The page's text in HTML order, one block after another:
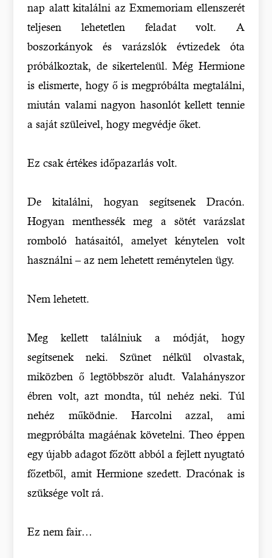
nap alatt kitalálni az Exmemoriam ellenszerét
teljesen lehetetlen feladat volt. A
boszorkányok és varázslók évtizedek óta
próbálkoztak, de sikertelenül. Még Hermione
is elismerte, hogy ő is megpróbálta megtalálni,
miután valami nagyon hasonlót kellett tennie
a saját szüleivel, hogy megvédje őket.
Ez csak értékes időpazarlás volt.
De kitalálni, hogyan segítsenek Dracón.
Hogyan menthessék meg a sötét varázslat
romboló hatásaitól, amelyet kénytelen volt
használni – az nem lehetett reménytelen ügy.
Nem lehetett.
Meg kellett találniuk a módját, hogy
segítsenek neki. Szünet nélkül olvastak,
miközben ő legtöbbször aludt. Valahányszor
ébren volt, azt mondta, túl nehéz neki. Túl
nehéz működnie. Harcolni azzal, ami
megpróbálta magáénak követelni. Theo éppen
egy újabb adagot főzött abból a fejlett nyugtató
főzetből, amit Hermione szedett. Dracónak is
szüksége volt rá.
Ez nem fair…